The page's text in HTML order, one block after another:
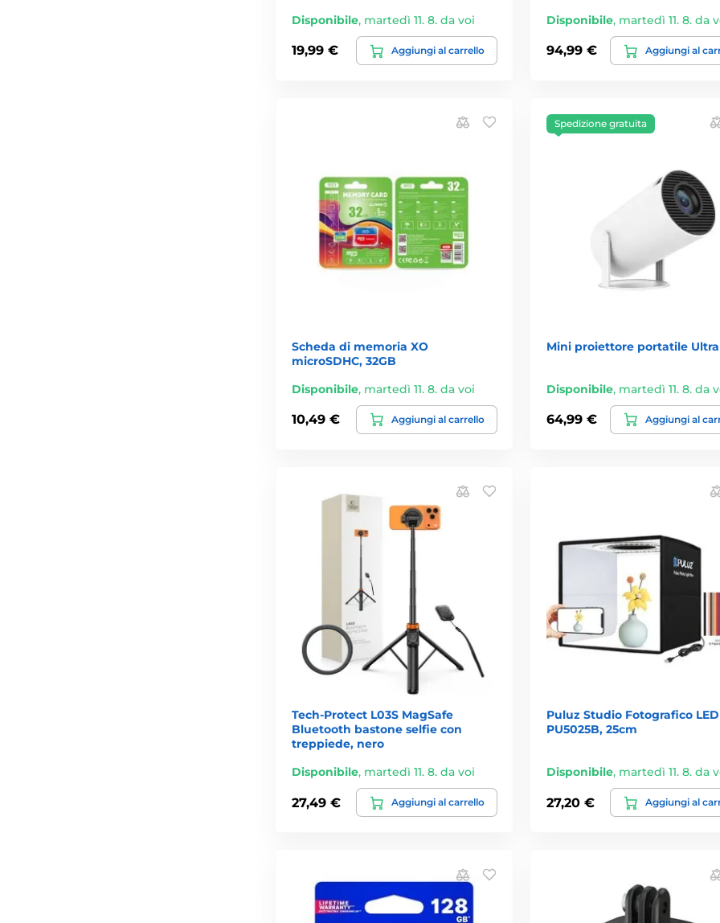
Disponibile, martedì 11. 8. da voi
19,99 € Aggiungi al carrello
Disponibile, martedì 11. 8. da
94,99 € Aggiungi al
Scheda di memoria XO
microSDHC, 32GB
Disponibile, martedì 11. 8. da voi
10,49 € Aggiungi al carrello
Spedizione gratuita
Mini proiettore portatile Ultra
Disponibile, martedì 11. 8. da
64,99 € Aggiungi al
Tech-Protect L03S MagSafe
Bluetooth bastone selfie con
treppiede, nero
Disponibile, martedì 11. 8. da voi
27,49 € Aggiungi al carrello
Puluz Studio Fotografico LED
PU5025B, 25cm
Disponibile, martedì 11. 8. da
27,20 € Aggiungi al